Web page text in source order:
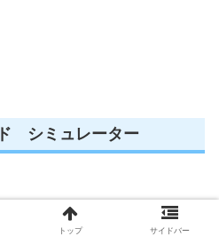
シミュレーター
トップ サイドバー